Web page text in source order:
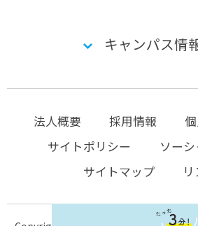
キャンパス情
法人概要 採用情報
サイトポリシー
ソー
サイトマップ